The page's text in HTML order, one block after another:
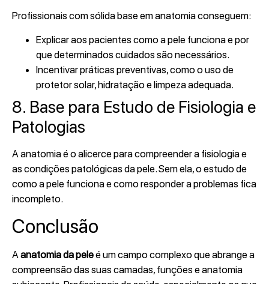
Profissionais com sólida base em anatomia conseguem:
Explicar aos pacientes como a pele funciona e por
que determinados cuidados são necessários.
Incentivar práticas preventivas, como o uso de
protetor solar, hidratação e limpeza adequada.
8. Base para Estudo de Fisiologia e
Patologias
A anatomia é o alicerce para compreender a fisiologia e
as condições patológicas da pele. Sem ela, o estudo de
como a pele funciona e como responder a problemas fica
incompleto.
Conclusão
A anatomia da peleé um campo complexo que abrange a
compreensão das suas camadas, funções e anatomia